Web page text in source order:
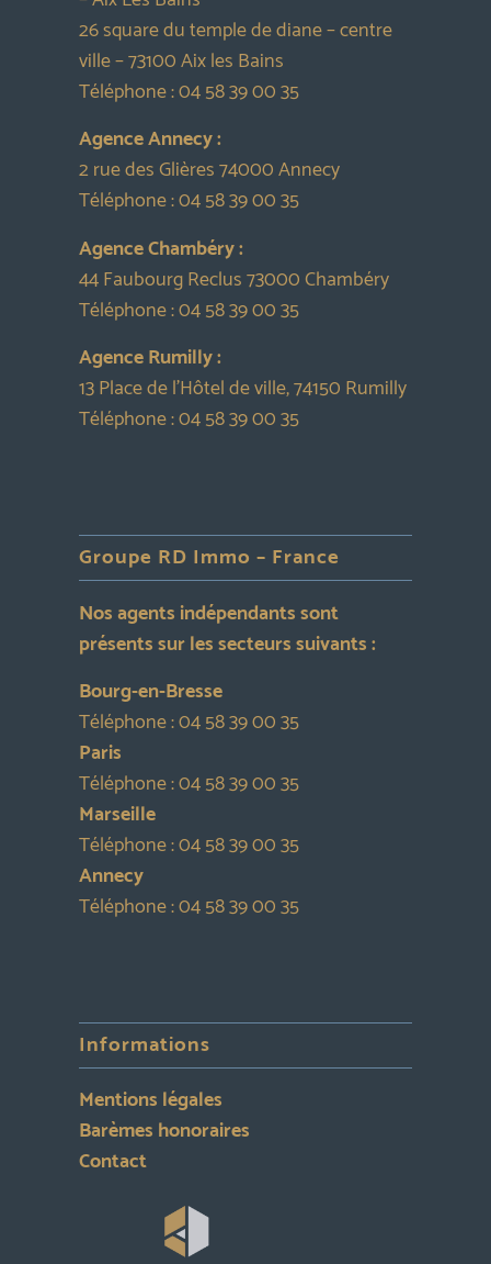
26 square du temple de diane – centre
ville – 73100 Aix les Bains
Téléphone :04 58 39 00 35
Agence Annecy :
2 rue des Glières 74000 Annecy
Téléphone :04 58 39 00 35
Agence Chambéry :
44 Faubourg Reclus 73000 Chambéry
Téléphone :04 58 39 00 35
Agence Rumilly :
13 Place de l’Hôtel de ville, 74150 Rumilly
Téléphone :04 58 39 00 35
Groupe RD Immo – France
Nos agents indépendants sont
présents sur les secteurs suivants :
Bourg-en-Bresse
Téléphone :04 58 39 00 35
Paris
Téléphone :04 58 39 00 35
Marseille
Téléphone :04 58 39 00 35
Annecy
Téléphone :04 58 39 00 35
Informations
Mentions légales
Barèmes honoraires
Contact